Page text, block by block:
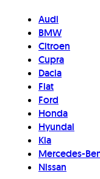
Audi
BMW
Citroen
Cupra
Dacia
Fiat
Ford
Honda
Hyundai
Kia
Mercedes-
Nissan